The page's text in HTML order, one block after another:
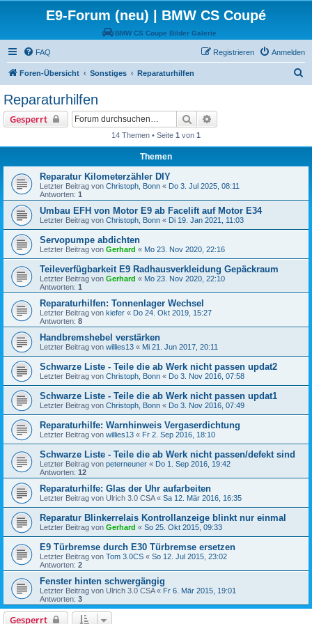
E9-Forum (neu) | BMW CS Coupé
BMW CS Coupe Bilder Galerie
FAQ Anmelden
Registrieren
Foren-Übersicht Sonstiges Reparaturhilfen
Reparaturhilfen
Gesperrt Suche
14 Themen • Seite 1 von 1
Themen
Reparatur Kilometerzähler DIY
Letzter Beitrag von Christoph, Bonn « Do 3. Jul 2025, 08:11
Antworten: 1
Umbau EFH von Motor E9 ab Facelift auf Motor E34
Letzter Beitrag von Christoph, Bonn « Di 19. Jan 2021, 11:03
Servopumpe abdichten
Letzter Beitrag von Gerhard « Mo 23. Nov 2020, 22:16
Teileverfügbarkeit E9 Radhausverkleidung Gepäckraum
Letzter Beitrag von Gerhard « Mo 23. Nov 2020, 22:10
Antworten: 1
Reparaturhilfen: Tonnenlager Wechsel
Letzter Beitrag von kiefer « Do 24. Okt 2019, 15:27
Antworten: 8
Handbremshebel verstärken
Letzter Beitrag von willies13 « Mi 21. Jun 2017, 20:11
Schwarze Liste - Teile die ab Werk nicht passen updat2
Letzter Beitrag von Christoph, Bonn « Do 3. Nov 2016, 07:58
Schwarze Liste - Teile die ab Werk nicht passen updat1
Letzter Beitrag von Christoph, Bonn « Do 3. Nov 2016, 07:49
Reparaturhilfe: Warnhinweis Vergaserdichtung
Letzter Beitrag von willies13 « Fr 2. Sep 2016, 18:10
Schwarze Liste - Teile die ab Werk nicht passen/defekt sind
Letzter Beitrag von peterneuner « Do 1. Sep 2016, 19:42
Antworten: 12
Reparaturhilfe: Glas der Uhr aufarbeiten
Letzter Beitrag von Ulrich 3.0 CSA« Sa 12. Mär 2016, 16:35
Reparatur Blinkerrelais Kontrollanzeige blinkt nur einmal
Letzter Beitrag von Gerhard « So 25. Okt 2015, 09:33
E9 Türbremse durch E30 Türbremse ersetzen
Letzter Beitrag von Tom 3.0CS « So 12. Jul 2015, 23:02
Antworten: 2
Fenster hinten schwergängig
Letzter Beitrag von Ulrich 3.0 CSA« Fr 6. Mär 2015, 19:01
Antworten: 3
Gesperrt